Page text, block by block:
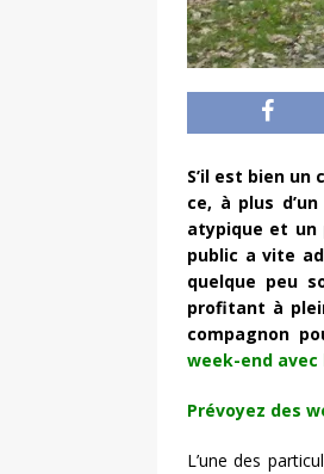
S’il est bien un
ce, à plus
atypique et un
public a vite
quelque peu
profitant à
compagnon
week-end avec
Prévoyez des
L’une des